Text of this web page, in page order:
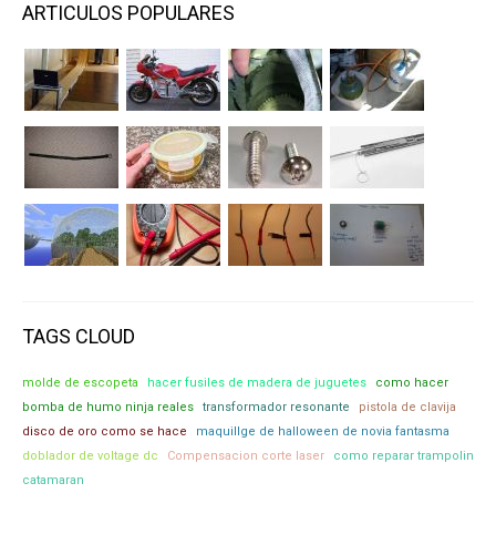
ARTICULOS POPULARES
TAGS CLOUD
molde de escopeta hacer fusiles de madera de juguetes
como hacer
bomba de humo ninja reales
transformador resonante
pistola de clavija
disco de oro como se hace
maquillge de halloween de novia fantasma
doblador de voltage dc
Compensacion corte laser
como reparar trampolin
catamaran